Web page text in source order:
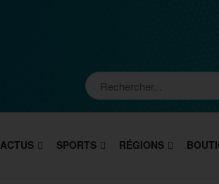
ACTUS SPORTS RÉGIONS